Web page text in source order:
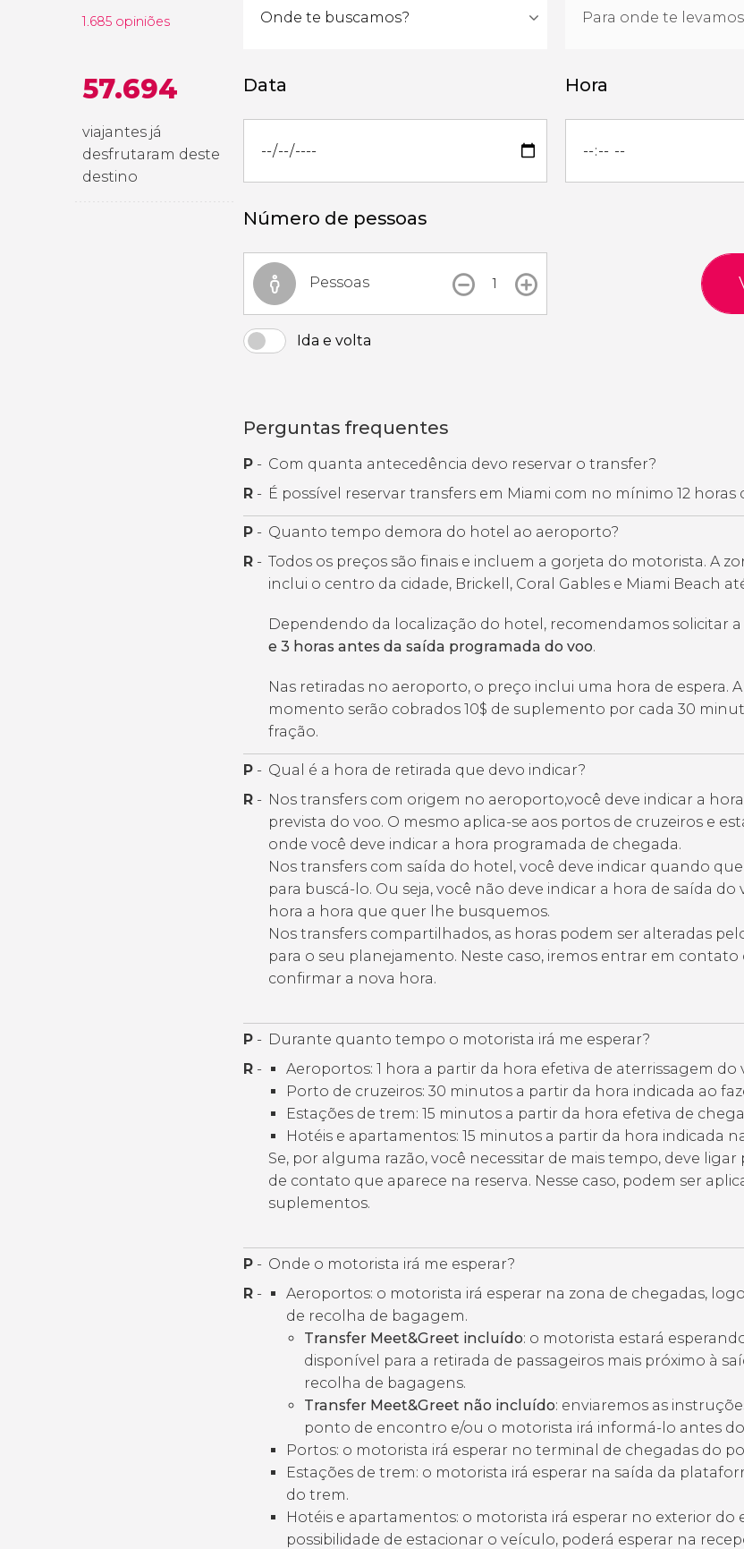
1.685 opiniões
57.694
viajantes já
desfrutaram deste
destino
Data Hora
Número de pessoas
Pessoas
Ida e volta
Perguntas frequentes
P - Com quanta antecedência devo reservar o transfer?
R - É possível reservar transfers em Miami com no mínimo 12 horas
P - Quanto tempo demora do hotel ao aeroporto?
R - Todos os preços são finais e incluem a gorjeta do motorista. A
inclui o centro da cidade, Brickell, Coral Gables e Miami Beach
Dependendo da localização do hotel, recomendamos solicitar a
e 3 horas antes da saída programada do voo.
Nas retiradas no aeroporto, o preço inclui uma hora de espera.
momento serão cobrados 10$ de suplemento por cada 30
fração.
P - Qual é a hora de retirada que devo indicar?
R - Nos transfers com origem no aeroporto,você deve indicar a
prevista do voo. O mesmo aplica-se aos portos de cruzeiros e
onde você deve indicar a hora programada de chegada.
Nos transfers com saída do hotel, você deve indicar quando
para buscá-lo. Ou seja, você não deve indicar a hora de saída do
hora a hora que quer lhe busquemos.
Nos transfers compartilhados, as horas podem ser alteradas
para o seu planejamento. Neste caso, iremos entrar em contato
confirmar a nova hora.
P - Durante quanto tempo o motorista irá me esperar?
R -
Aeroportos: 1 hora a partir da hora efetiva de aterrissagem do
Porto de cruzeiros: 30 minutos a partir da hora indicada ao
Estações de trem: 15 minutos a partir da hora efetiva de
Hotéis e apartamentos: 15 minutos a partir da hora indicada
Se, por alguma razão, você necessitar de mais tempo, deve
de contato que aparece na reserva. Nesse caso, podem ser
suplementos.
P - Onde o motorista irá me esperar?
R -
Aeroportos: o motorista irá esperar na zona de chegadas,
de recolha de bagagem.
Transfer Meet&Greet incluído: o motorista estará
disponível para a retirada de passageiros mais próximo à
recolha de bagagens.
Transfer Meet&Greet não incluído: enviaremos as
ponto de encontro e/ou o motorista irá informá-lo antes do
Portos: o motorista irá esperar no terminal de chegadas do
Estações de trem: o motorista irá esperar na saída da
do trem.
Hotéis e apartamentos: o motorista irá esperar no exterior do
possibilidade de estacionar o veículo, poderá esperar na